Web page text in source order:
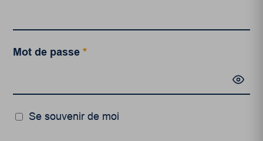
Mot de passe*
Se souvenir de moi